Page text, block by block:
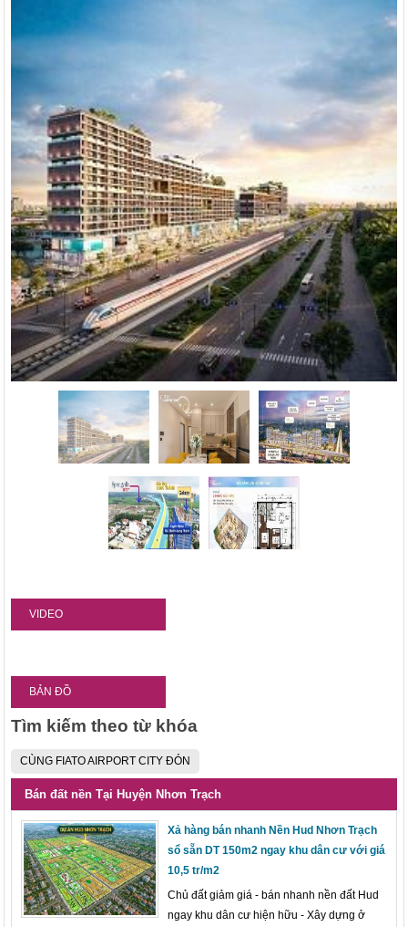
VIDEO
BẢN ĐỒ
Tìm kiếm theo từ khóa
CÙNG FIATO AIRPORT CITY ĐÓN
Bán đất nền Tại Huyện Nhơn Trạch
Xả hàng bán nhanh Nền Hud Nhơn Trạch
sổ sẵn DT 150m2 ngay khu dân cư với giá
10,5 tr/m2
Chủ đất giảm giá - bán nhanh nền đất Hud
ngay khu dân cư hiện hữu - Xây dựng ở